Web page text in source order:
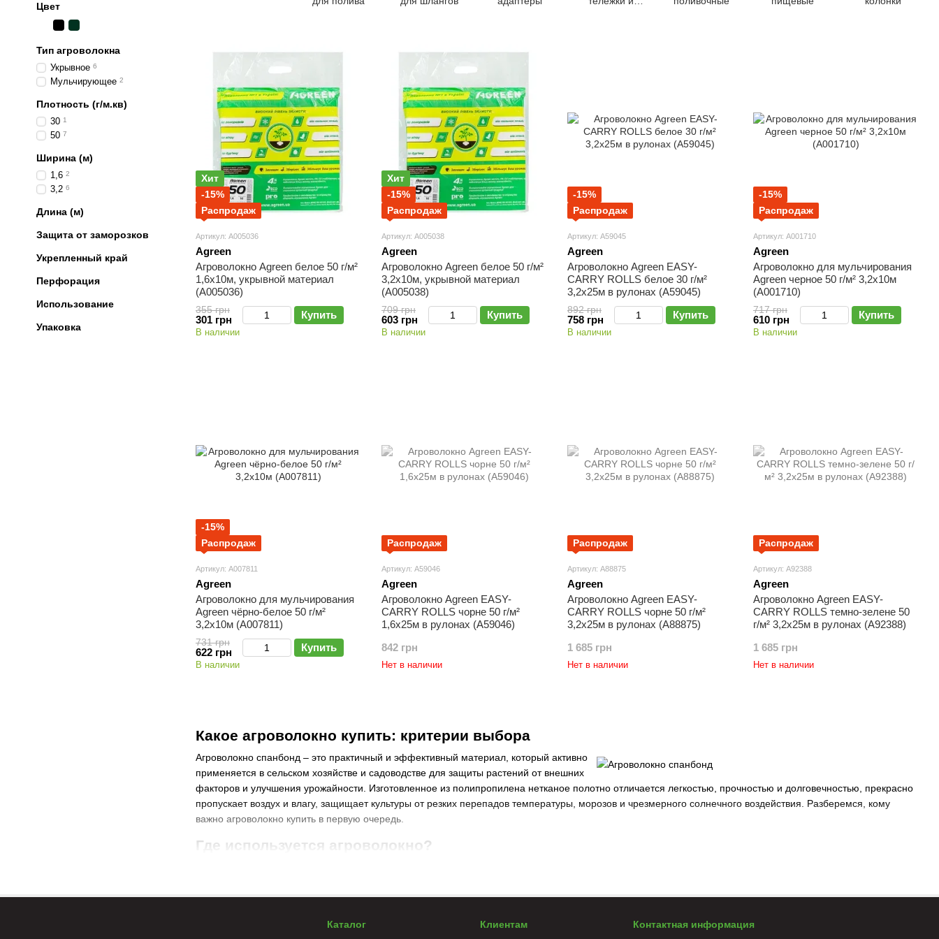
Какое агроволокно купить: критерии выбора
Агроволокно спанбонд – это практичный и эффективный материал, который активно
применяется в сельском хозяйстве и садоводстве для защиты растений от внешних
факторов и улучшения урожайности. Изготовленное из полипропилена нетканое полотно отличается легкостью, прочностью и долговечностью, прекрасно
пропускает воздух и влагу, защищает культуры от резких перепадов температуры, морозов и чрезмерного солнечного воздействия. Разберемся, кому
важно агроволокно купить в первую очередь.
Где используется агроволокно?
мульчирования почвы, что предотвращает рост сорняков и сокращает потребность в поливе иорошении.
В первую очередь, купить агроволокно рекомендуется садоводам, огородникам и фермерам, которые стремятся улучшить качество и количество урожая.
Хит
-15%
Распродаж
Артикул: А005036
Agreen
Агроволокно Agreen белое 50 г/м²
1,6х10м, укрывной материал
(А005036)
355 грн
301 грн Купить
В наличии
Хит
-15%
Распродаж
Артикул: А005038
Agreen
Агроволокно Agreen белое 50 г/м²
3,2х10м, укрывной материал
(А005038)
709 грн
603 грн Купить
В наличии
-15%
Распродаж
Артикул: А59045
Agreen
Агроволокно Agreen ЕASY-
CARRY ROLLS белое 30 г/м²
3,2х25м в рулонах (А59045)
892 грн
758 грн Купить
В наличии
-15%
Распродаж
Артикул: А001710
Agreen
Агроволокно для мульчирования
Agreen черное 50 г/м² 3,2х10м
(А001710)
717 грн
610 грн Купить
В наличии
-15%
Распродаж
Артикул: А007811
Agreen
Агроволокно для мульчирования
Agreen чёрно-белое 50 г/м²
3,2х10м (А007811)
731 грн
622 грн Купить
В наличии
Распродаж
Артикул: А59046
Agreen
Агроволокно Agreen ЕASY-
CARRY ROLLS чорне 50 г/м²
1,6х25м в рулонах (А59046)
842 грн
Нет в наличии
Распродаж
Артикул: А88875
Agreen
Агроволокно Agreen ЕASY-
CARRY ROLLS чорне 50 г/м²
3,2х25м в рулонах (А88875)
1 685 грн
Нет в наличии
Распродаж
Артикул: А92388
Agreen
Агроволокно Agreen ЕASY-
CARRY ROLLS темно-зелене 50
г/м² 3,2х25м в рулонах (А92388)
1 685 грн
Нет в наличии
Цвет
Тип агроволокна
Укрывное 6
Мульчирующее 2
Плотность (г/м.кв)
30 1
50 7
Ширина (м)
1,6 2
3,2 6
Длина (м)
Защита от заморозков
Укрепленный край
Перфорация
Использование
Упаковка
Каталог Клиентам Контактная информация